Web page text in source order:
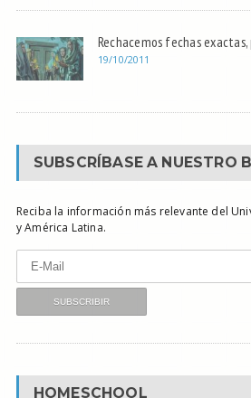
Rechacemos fechas
19/10/2011
SUBSCRÍBASE A NUESTRO
Reciba la información más relevante del
y América Latina.
HOMESCHOOL